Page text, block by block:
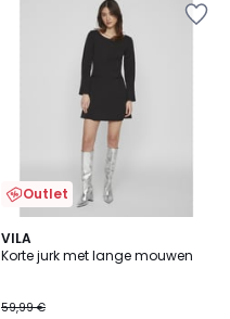
Outlet
VILA
Korte jurk met lange mouwen
59,99 €